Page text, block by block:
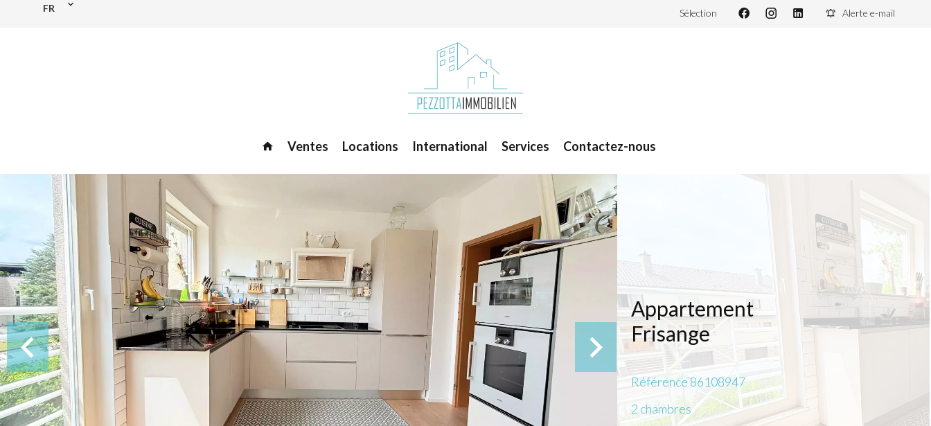
FR Sélection Alerte e-mail
Ventes Locations International Services Contactez-nous
Appartement
Frisange
Référence86108947
2 chambres